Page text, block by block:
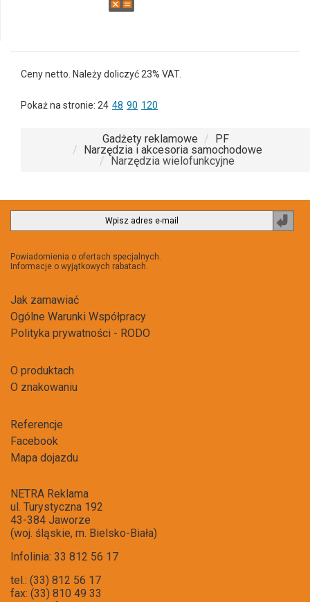
Ceny netto. Należy doliczyć 23% VAT.
Pokaż na stronie: 24 48 90 120
Gadżety reklamowe
PF
Narzędzia i akcesoria samochodowe
Narzędzia wielofunkcyjne
Powiadomienia o ofertach specjalnych.
Informacje o wyjątkowych rabatach.
Jak zamawiać
Ogólne Warunki Współpracy
Polityka prywatności - RODO
O produktach
O znakowaniu
Referencje
Facebook
Mapa dojazdu
NETRA Reklama
ul. Turystyczna 192
43-384 Jaworze
(woj. śląskie, m. Bielsko-Biała)
Infolinia: 33 812 56 17
tel.: (33) 812 56 17
fax: (33) 810 49 33